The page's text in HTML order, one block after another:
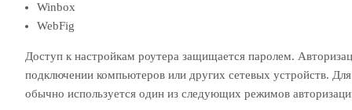
Winbox
WebFig
Доступ к настройкам роутера защищается паролем.
подключении компьютеров или других сетевых устройств.
обычно используется один из следующих режимов